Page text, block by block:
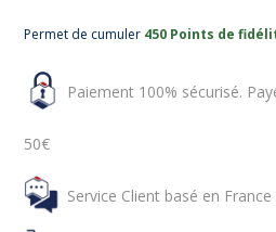
Permet de cumuler 450 Points de
Paiement 100% sécurisé.
50€
Service Client basé en